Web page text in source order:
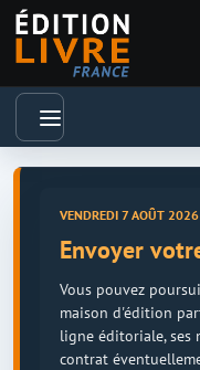
VENDREDI 7 AOÛT
Envoyer
Vous pouvez
maison d'édition
ligne éditoriale, ses
contrat